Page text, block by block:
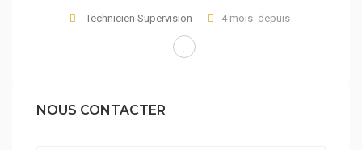
Technicien Supervision 4 mois depuis
NOUS CONTACTER